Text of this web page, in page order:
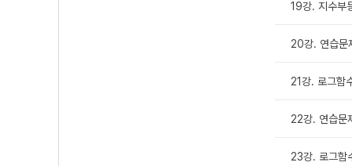
19강. 지수부
20강. 연습문
21강. 로그함
22강. 연습문
23강. 로그함